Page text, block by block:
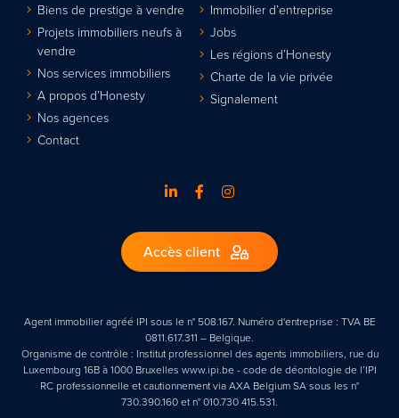
Biens de prestige à vendre
Projets immobiliers neufs à
vendre
Nos services immobiliers
A propos d’Honesty
Nos agences
Contact
Immobilier d’entreprise
Jobs
Les régions d’Honesty
Charte de la vie privée
Signalement
Accès client
Agent immobilier agréé IPI sous le n° 508.167. Numéro d'entreprise : TVA BE
0811.617.311 – Belgique.
Organisme de contrôle : Institut professionnel des agents immobiliers, rue du
Luxembourg 16B à 1000 Bruxelles www.ipi.be - code de déontologie de l’IPI
RC professionnelle et cautionnement via AXA Belgium SA sous les n°
730.390.160 et n° 010.730 415.531.